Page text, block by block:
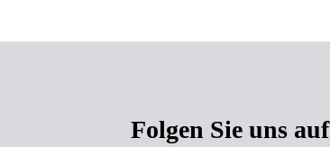
Folgen Sie uns auf